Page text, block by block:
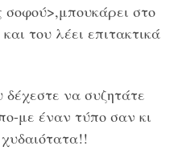
σοφού>,μπουκάρει στο
του λέει επιτακτικά
να συζητάτε
με έναν τύπο σαν κι